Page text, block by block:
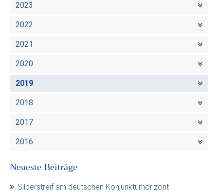
2023
2022
2021
2020
2019
2018
2017
2016
Neueste Beiträge
Silberstreif am deutschen Konjunkturhorizont